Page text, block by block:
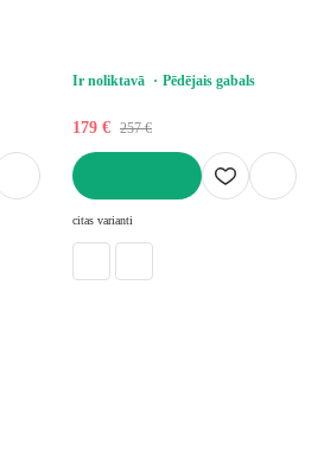
Ir noliktavā Pēdējais gabals
179 € 257 €
citas varianti